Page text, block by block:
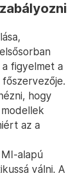
figyelmet a
hogy
az a
alapú
válni. A